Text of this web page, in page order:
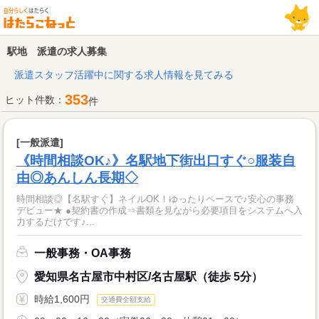
駅地 派遣の求人募集
派遣スタッフ活躍中に関する求人情報を見てみる
ヒット件数： 353件
[一般派遣]
《時間相談OK♪》名駅地下街出口すぐ○服装自
由◎あんしん長期◇
時間相談◎【名駅すぐ】ネイルOK！ゆったりペースで♪安心の事務
デビュー★ ●契約書の作成⇒書類を見ながら必要項目をシステムへ入
力するだけです♪...
一般事務・OA事務
愛知県名古屋市中村区/名古屋駅（徒歩 5分）
時給1,600円 交通費全額支給